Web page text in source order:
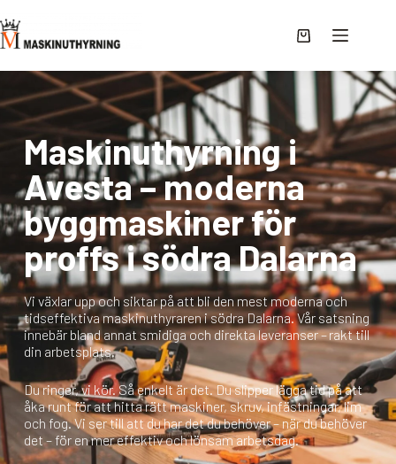
Maskinuthyrning i
Avesta – moderna
byggmaskiner för
proffs i södra Dalarna
Vi växlar upp och siktar på att bli den mest moderna och
tidseffektiva maskinuthyraren i södra Dalarna. Vår satsning
innebär bland annat smidiga och direkta leveranser – rakt till
din arbetsplats.
Du ringer, vi kör. Så enkelt är det. Du slipper lägga tid på att
åka runt för att hitta rätt maskiner, skruv, infästningar, lim
och fog. Vi ser till att du har det du behöver – när du behöver
det – för en mer effektiv och lönsam arbetsdag.